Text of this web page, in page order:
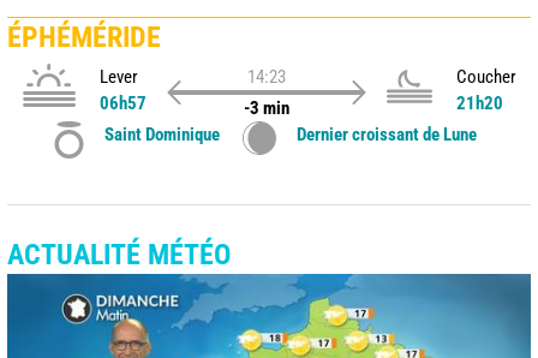
ÉPHÉMÉRIDE
Lever
06h57
14:23
-3 min
Coucher
21h20
Saint Dominique
Dernier croissant de Lune
ACTUALITÉ MÉTÉO